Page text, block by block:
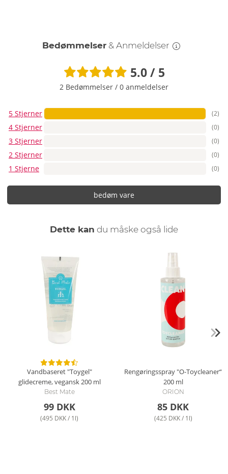
Bedømmelser & Anmeldelser
5.0 / 5
2 Bedømmelser / 0 anmeldelser
5 Stjerner (2)
4 Stjerner (0)
3 Stjerner (0)
2 Stjerner (0)
1 Stjerne (0)
bedøm vare
Dette kan du måske også lide
Vandbaseret "Toygel"
glidecreme, vegansk200 ml
Best Mate
99 DKK
(495 DKK / 1l)
Rengøringsspray "O-Toycleaner“
200 ml
ORION
85 DKK
(425 DKK / 1l)